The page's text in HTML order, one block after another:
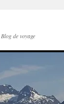
Blog de voyage